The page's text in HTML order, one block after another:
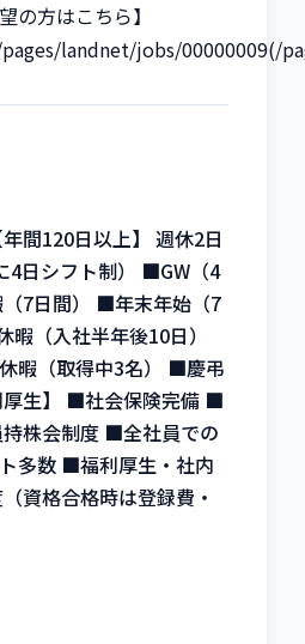
の方はこちら】
landnet/jobs/00000009(/
年間120日以上】 週休2日
4日シフト制） ■GW（4
7日間） ■年末年始（7
（入社半年後10日）
暇（取得中3名） ■慶弔
厚生】 ■社会保険完備 ■
株会制度 ■全社員での
多数 ■福利厚生・社内
資格合格時は登録費・